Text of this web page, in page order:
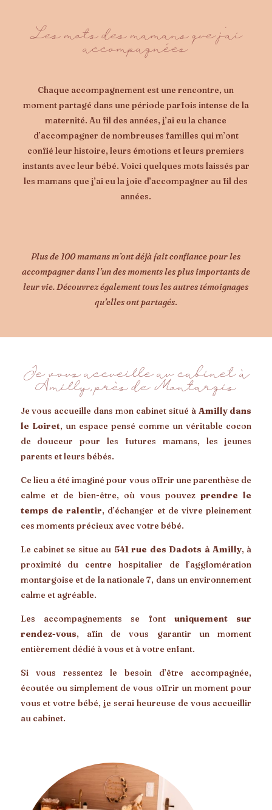
Les mots des mamans que j’ai
accompagnées
Chaque accompagnement est une rencontre, un
moment partagé dans une période parfois intense de la
maternité. Au fil des années, j’ai eu la chance
d’accompagner de nombreuses familles qui m’ont
confié leur histoire, leurs émotions et leurs premiers
instants avec leur bébé. Voici quelques mots laissés par
les mamans que j’ai eu la joie d’accompagner au fil des
années.
Plus de 100 mamans m’ont déjà fait confiance pour les
accompagner dans l’un des moments les plus importants de
leur vie.Découvrez également tous les autres témoignages
qu’elles ont partagés.
Je vous accueille au cabinet à
Amilly, près de Montargis
Je vous accueille dans mon cabinet situé à Amilly dans
le Loiret, un espace pensé comme un véritable cocon
de douceur pour les futures mamans, les jeunes
parents et leurs bébés.
Ce lieu a été imaginé pour vous offrir une parenthèse de
calme et de bien-être, où vous pouvezprendre le
temps de ralentir, d’échanger et de vivre pleinement
ces moments précieux avec votre bébé.
Le cabinet se situe au 541 rue des Dadots à Amilly, à
proximité du centre hospitalier de l’agglomération
montargoise et de la nationale 7, dans un environnement
calme et agréable.
Les accompagnements se fontuniquement sur
rendez-vous, afin de vous garantir un moment
entièrement dédié à vous et à votre enfant.
Si vous ressentez le besoin d’être accompagnée,
écoutée ou simplement de vous offrir un moment pour
vous et votre bébé, je serai heureuse de vous accueillir
au cabinet.